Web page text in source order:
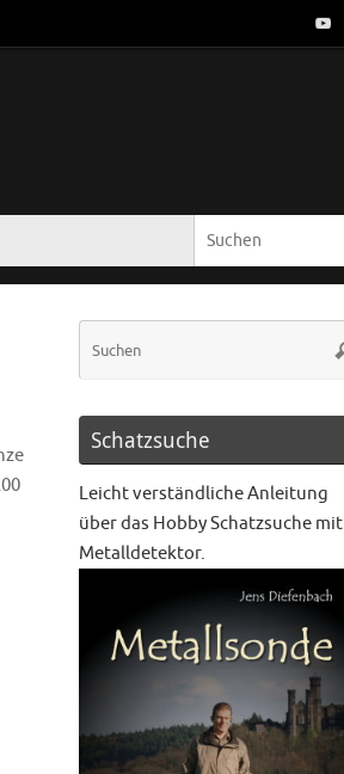
Schatzsuche
Leicht verständliche Anleitung
über das Hobby Schatzsuche mit
Metalldetektor.